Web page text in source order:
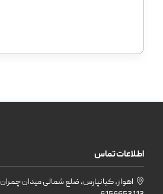
اطلاعات تماس
اهواز، کیانپارس، ضلع شمالی میدان چمران